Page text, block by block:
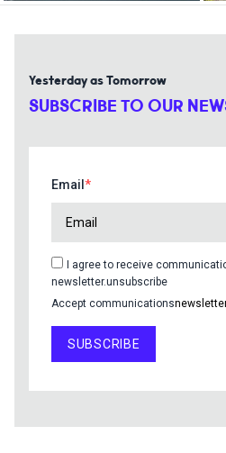
Yesterday as Tomorrow
SUBSCRIBE TO OUR
Email
I agree to receive
newsletter.unsubscribe
Accept communications
SUBSCRIBE